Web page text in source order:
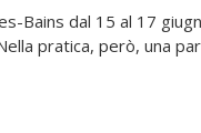
Bains dal 15 al 17
pratica, però, una